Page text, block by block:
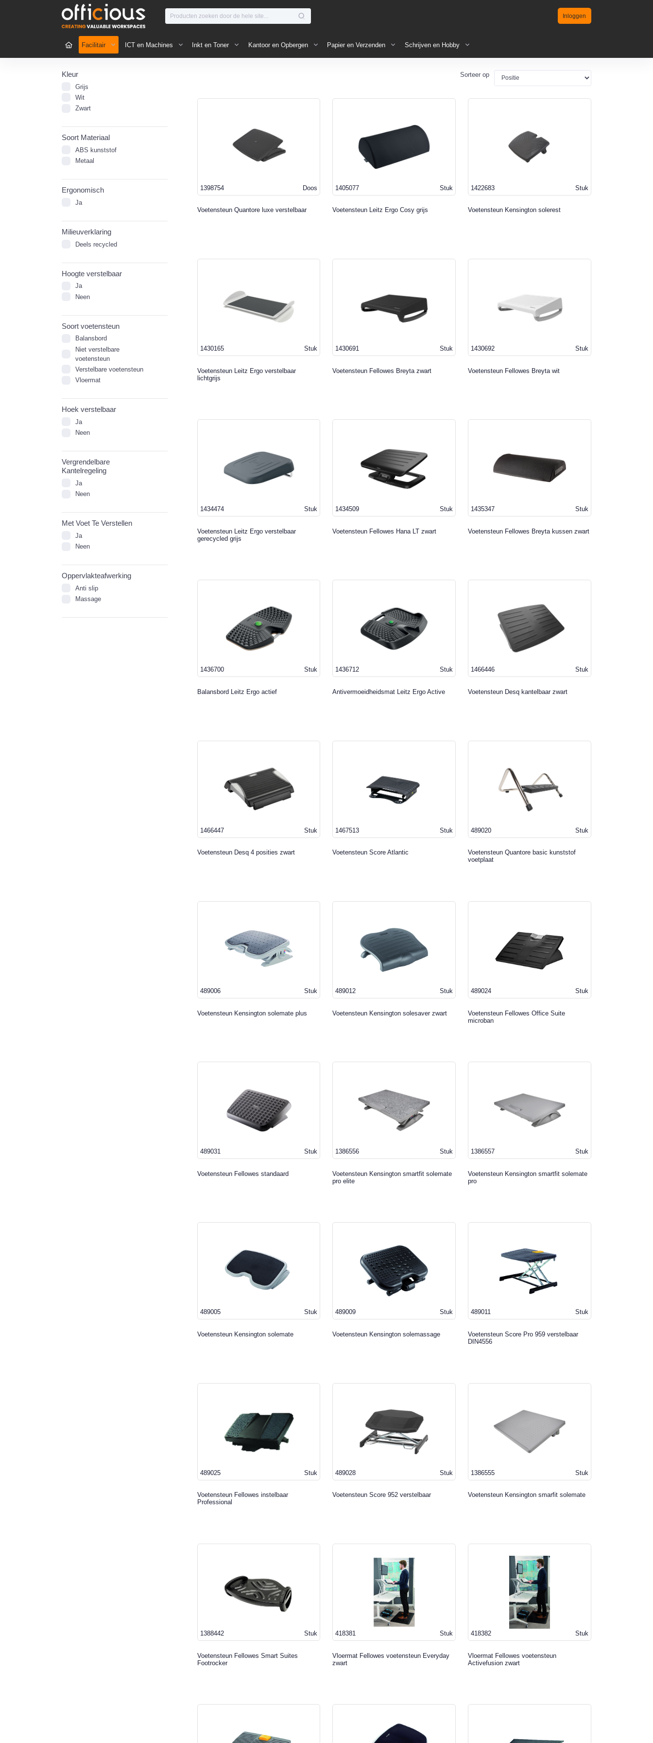
Inloggen
Facilitair ICT en Machines Inkt en Toner Kantoor en Opbergen Papier en Verzenden Schrijven en Hobby
Kleur
Grijs
Wit
Zwart
Soort Materiaal
ABS kunststof
Metaal
Ergonomisch
Ja
Milieuverklaring
Deels recycled
Hoogte verstelbaar
Ja
Neen
Soort voetensteun
Balansbord
Niet verstelbare
voetensteun
Verstelbare voetensteun
Vloermat
Hoek verstelbaar
Ja
Neen
Vergrendelbare
Kantelregeling
Ja
Neen
Met Voet Te Verstellen
Ja
Neen
Oppervlakteafwerking
Anti slip
Massage
Sorteer op
Doos
1398754
Voetensteun Quantore luxe verstelbaar
Stuk
1405077
Voetensteun Leitz Ergo Cosy grijs
Stuk
1422683
Voetensteun Kensington solerest
Stuk
1430165
Voetensteun Leitz Ergo verstelbaar
lichtgrijs
Stuk
1430691
Voetensteun Fellowes Breyta zwart
Stuk
1430692
Voetensteun Fellowes Breyta wit
Stuk
1434474
Voetensteun Leitz Ergo verstelbaar
gerecycled grijs
Stuk
1434509
Voetensteun Fellowes Hana LT zwart
Stuk
1435347
Voetensteun Fellowes Breyta kussen zwart
Stuk
1436700
Balansbord Leitz Ergo actief
Stuk
1436712
Antivermoeidheidsmat Leitz Ergo Active
Stuk
1466446
Voetensteun Desq kantelbaar zwart
Stuk
1466447
Voetensteun Desq 4 posities zwart
Stuk
1467513
Voetensteun Score Atlantic
Stuk
489020
Voetensteun Quantore basic kunststof
voetplaat
Stuk
489006
Voetensteun Kensington solemate plus
Stuk
489012
Voetensteun Kensington solesaver zwart
Stuk
489024
Voetensteun Fellowes Office Suite
microban
Stuk
489031
Voetensteun Fellowes standaard
Stuk
1386556
Voetensteun Kensington smartfit solemate
pro elite
Stuk
1386557
Voetensteun Kensington smartfit solemate
pro
Stuk
489005
Voetensteun Kensington solemate
Stuk
489009
Voetensteun Kensington solemassage
Stuk
489011
Voetensteun Score Pro 959 verstelbaar
DIN4556
Stuk
489025
Voetensteun Fellowes instelbaar
Professional
Stuk
489028
Voetensteun Score 952 verstelbaar
Stuk
1386555
Voetensteun Kensington smarfit solemate
Stuk
1388442
Voetensteun Fellowes Smart Suites
Footrocker
Stuk
418381
Vloermat Fellowes voetensteun Everyday
zwart
Stuk
418382
Vloermat Fellowes voetensteun
Activefusion zwart